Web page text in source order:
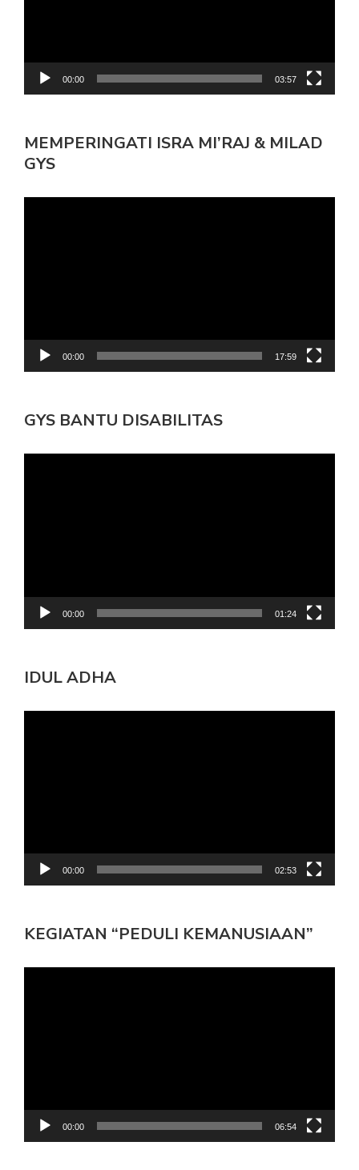
00:00 03:57
MEMPERINGATI ISRA MI’RAJ & MILAD
GYS
00:00 17:59
GYS BANTU DISABILITAS
00:00 01:24
IDUL ADHA
00:00 02:53
KEGIATAN “PEDULI KEMANUSIAAN”
00:00 06:54